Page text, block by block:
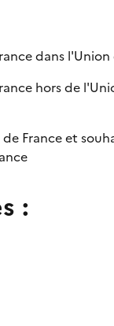
dans
hors de
de France et
: